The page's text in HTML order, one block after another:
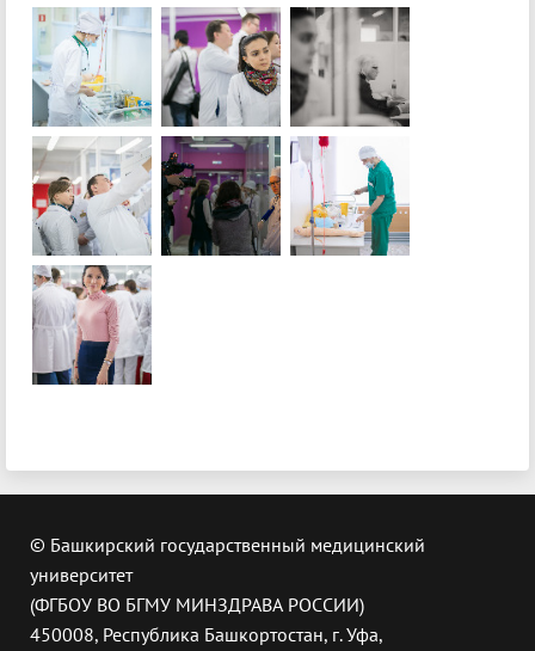
© Башкирский государственный медицинский
университет
(ФГБОУ ВО БГМУ МИНЗДРАВА РОССИИ)
450008, Республика Башкортостан, г. Уфа,